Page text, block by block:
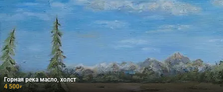
Горная река масло, холст
4 500₽